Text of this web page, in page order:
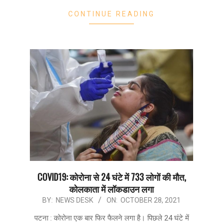
CONTINUE READING
COVID19: कोरोना से 24 घंटे में 733 लोगों की मौत,
कोलकाता में लॉकडाउन लगा
2021-BY: NEWS DESK ON: OCTOBER 28, 2021
पटना : कोरोना एक बार फिर फैलने लगा है। पिछले 24 घंटे में